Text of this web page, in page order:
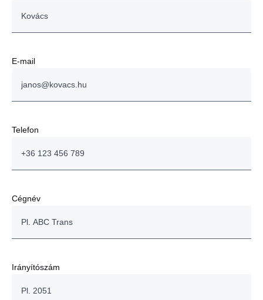
E-mail
Telefon
Cégnév
Irányítószám